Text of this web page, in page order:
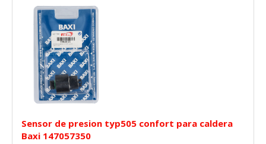
Sensor de presion typ505 confort para caldera
Baxi 147057350